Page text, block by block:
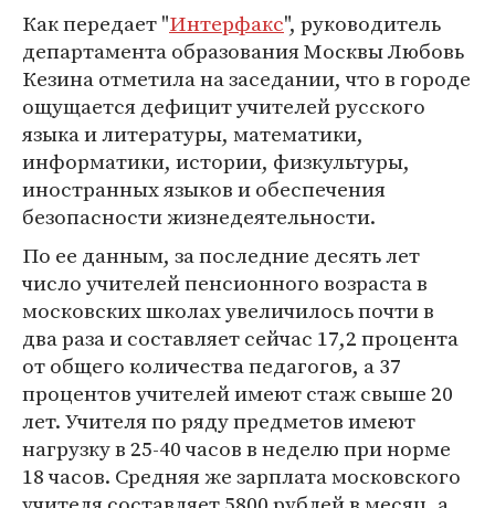
Как передает "Интерфакс", руководитель
департамента образования Москвы Любовь
Кезина отметила на заседании, что в городе
ощущается дефицит учителей русского
языка и литературы, математики,
информатики, истории, физкультуры,
иностранных языков и обеспечения
безопасности жизнедеятельности.
По ее данным, за последние десять лет
число учителей пенсионного возраста в
московских школах увеличилось почти в
два раза и составляет сейчас 17,2 процента
от общего количества педагогов, а 37
процентов учителей имеют стаж свыше 20
лет. Учителя по ряду предметов имеют
нагрузку в 25-40 часов в неделю при норме
18 часов. Средняя же зарплата московского